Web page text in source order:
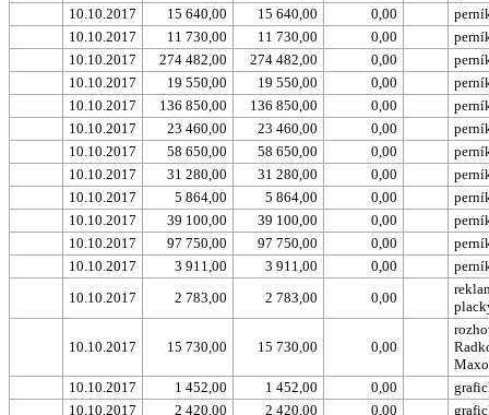
10.10.2017
15 640,00 15 640,00 0,00
10.10.2017
11 730,00 11 730,00 0,00
10.10.2017
274 482,00 274 482,00 0,00
10.10.2017
19 550,00 19 550,00 0,00
10.10.2017
136 850,00 136 850,00 0,00
10.10.2017
23 460,00 23 460,00 0,00
10.10.2017
58 650,00 58 650,00 0,00
10.10.2017
31 280,00 31 280,00 0,00
10.10.2017
5 864,00 5 864,00 0,00
10.10.2017
39 100,00 39 100,00 0,00
10.10.2017
97 750,00 97 750,00 0,00
10.10.2017
3 911,00 3 911,00 0,00
10.10.2017
2 783,00 2 783,00 0,00
10.10.2017 15 730,00 15 730,00 0,00
10.10.2017
1 452,00 1 452,00 0,00
10.10.2017
2 420,00 2 420,00 0,00